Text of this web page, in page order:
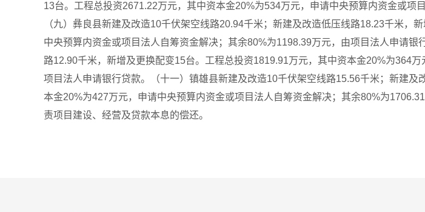
13台。工程总投资2671.22万元，其中资本金20%为534万元，申请中央预算内资金或项
（九）彝良县新建及改造10千伏架空线路20.94千米；新建及改造低压线路18.23千米
中央预算内资金或项目法人自筹资金解决；其余80%为1198.39万元，由项目法人申请
路12.90千米，新增及更换配变15台。工程总投资1819.91万元，其中资本金20%为364
项目法人申请银行贷款。（十一）镇雄县新建及改造10千伏架空线路15.56千米；新建
本金20%为427万元，申请中央预算内资金或项目法人自筹资金解决；其余80%为
责项目建设、经营及贷款本息的偿还。